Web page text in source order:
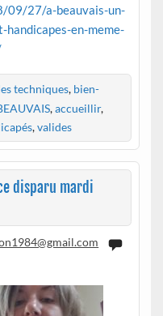
09/27/a-beauvais-un-
en-meme-
techniques, bien-
,accueillir,
,valides
disparu mardi